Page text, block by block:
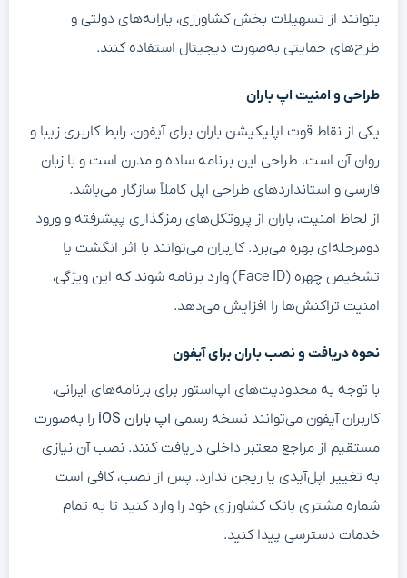
بتوانند از تسهیلات بخش کشاورزی، یارانه‌های دولتی و
طرح‌های حمایتی به‌صورت دیجیتال استفاده کنند.
طراحی و امنیت اپ باران
یکی از نقاط قوت اپلیکیشن باران برای آیفون، رابط کاربری زیبا و
روان آن است. طراحی این برنامه ساده و مدرن است و با زبان
فارسی و استانداردهای طراحی اپل کاملاً سازگار می‌باشد.
از لحاظ امنیت، باران از پروتکل‌های رمزگذاری پیشرفته و ورود
دو‌مرحله‌ای بهره می‌برد. کاربران می‌توانند با اثر انگشت یا
تشخیص چهره (Face ID) وارد برنامه شوند که این ویژگی،
امنیت تراکنش‌ها را افزایش می‌دهد.
نحوه دریافت و نصب باران برای آیفون
با توجه به محدودیت‌های اپ‌استور برای برنامه‌های ایرانی،
کاربران آیفون می‌توانند نسخه رسمی اپ باران iOS
را به‌صورت
مستقیم از مراجع معتبر داخلی دریافت کنند. نصب آن نیازی
به تغییر اپل‌آیدی یا ریجن ندارد. پس از نصب، کافی است
شماره مشتری بانک کشاورزی خود را وارد کنید تا به تمام
خدمات دسترسی پیدا کنید.